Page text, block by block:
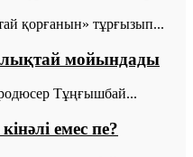
қорғанын» тұрғызып...
мойындады
Тұңғышбай...
емес пе?